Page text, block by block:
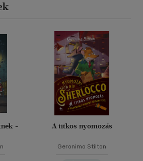
-
A titkos nyomozás
Geronimo Stilton